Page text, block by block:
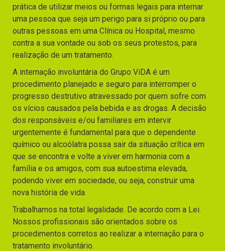
prática de utilizar meios ou formas legais para internar
uma pessoa que seja um perigo para si próprio ou para
outras pessoas em uma Clínica ou Hospital, mesmo
contra a sua vontade ou sob os seus protestos, para
realização de um tratamento.
A internação involuntária do Grupo ViDA é um
procedimento planejado e seguro para interromper o
progresso destrutivo atravessado por quem sofre com
os vícios causados pela bebida e as drogas. A decisão
dos responsáveis e/ou familiares em intervir
urgentemente é fundamental para que o dependente
químico ou alcoólatra possa sair da situação crítica em
que se encontra e volte a viver em harmonia com a
família e os amigos, com sua autoestima elevada,
podendo viver em sociedade, ou seja, construir uma
nova história de vida.
Trabalhamos na total legalidade. De acordo com a Lei.
Nossos profissionais são orientados sobre os
procedimentos corretos ao realizar a internação para o
tratamento involuntário.